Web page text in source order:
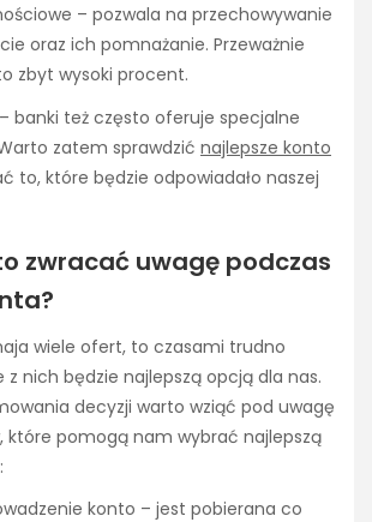
– pozwala na przechowywanie
oraz ich pomnażanie. Przeważnie
zbyt wysoki procent.
banki też często oferuje specjalne
zatem sprawdzić najlepsze konto
to, które będzie odpowiadało naszej
zwracać uwagę podczas
wiele ofert, to czasami trudno
z nich będzie najlepszą opcją dla nas.
decyzji warto wziąć pod uwagę
które pomogą nam wybrać najlepszą
konto – jest pobierana co